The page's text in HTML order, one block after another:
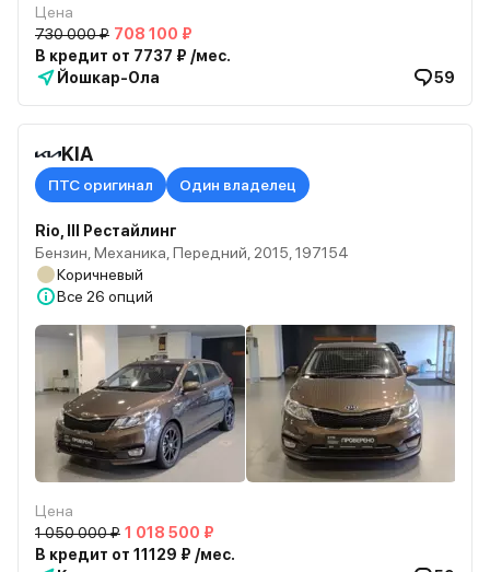
Цена
730 000 ₽ 708 100 ₽
В кредит от 7737 ₽ /мес.
Йошкар-Ола
59
KIA
ПТС оригинал Один владелец
Rio, III Рестайлинг
Бензин, Механика, Передний, 2015, 197154
Коричневый
Все 26 опций
Цена
1 050 000 ₽ 1 018 500 ₽
В кредит от 11129 ₽ /мес.